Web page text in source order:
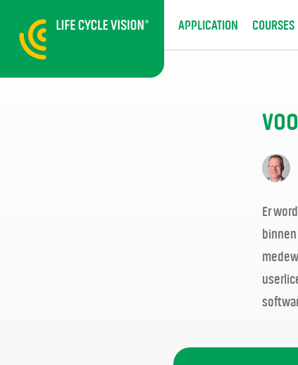
APPLICATION COURSES
Er